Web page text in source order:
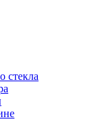
стекла